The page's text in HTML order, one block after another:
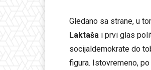
Gledano sa strane, u
Laktaša i prvi glas
socijaldemokrate do
figura. Istovremeno,